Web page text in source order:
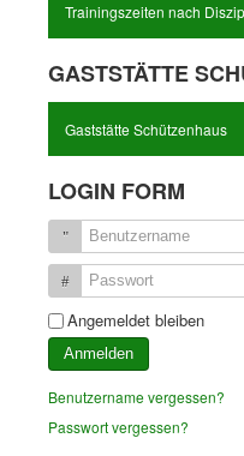
Trainingszeiten nach
GASTSTÄTTE
Gaststätte Schützenhaus
LOGIN FORM
Benutzername
Passwort
Angemeldet bleiben
Anmelden
Benutzername vergessen?
Passwort vergessen?